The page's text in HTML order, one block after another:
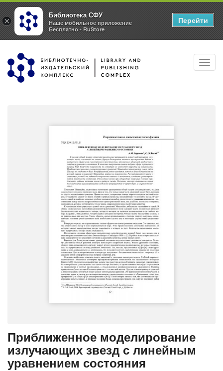
Перейти
основному
Приближенное моделирование
излучающих звезд с линейным
уравнением состояния
×
Библиотека СФУ
Наше мобильное приложение
Бесплатно - RuStore
Перейти